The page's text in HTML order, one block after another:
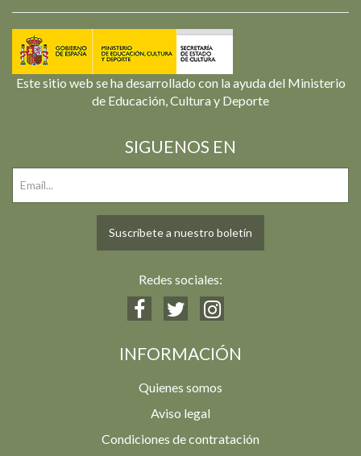
Este sitio web se ha desarrollado con la ayuda del Ministerio
de Educación, Cultura y Deporte
SIGUENOS EN
Suscríbete a nuestro boletín
Redes sociales:
INFORMACIÓN
Quienes somos
Aviso legal
Condiciones de contratación